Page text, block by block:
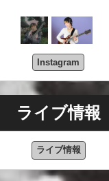
Instagram
ライブ情報
ライブ情報